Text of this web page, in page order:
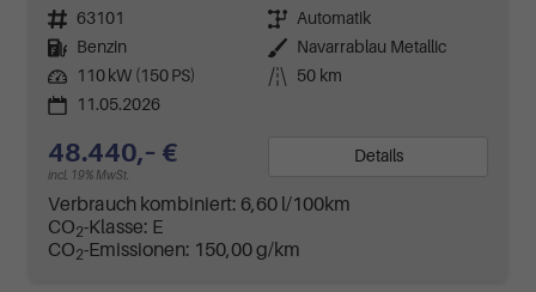
Fahrzeugnr. 63101 Getriebe Automatik
Kraftstoff
Benzin Außenfarbe
Navarrablau Metallic
Leistung
110 kW (150 PS) Kilometerstand
50 km
11.05.2026
48.440,– €
incl. 19% MwSt.
Details
Verbrauch kombiniert: 6,60 l/100km
CO2-Klasse: E
CO2-Emissionen: 150,00 g/km